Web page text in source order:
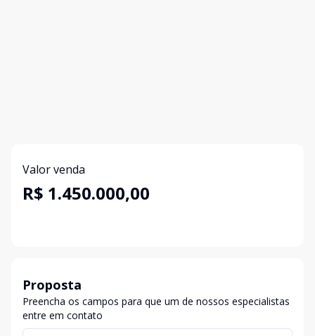
Valor venda
R$ 1.450.000,00
Proposta
Preencha os campos para que um de nossos especialistas
entre em contato